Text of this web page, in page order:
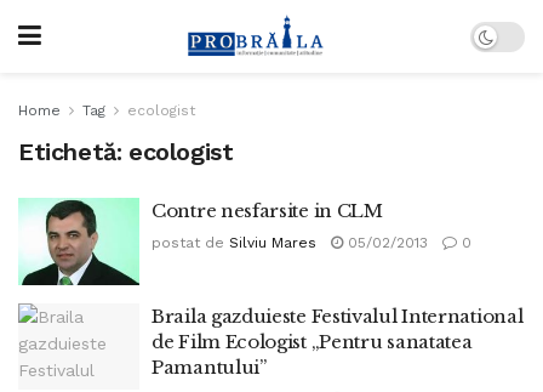
Home Tag ecologist
Etichetă: ecologist
Contre nesfarsite in CLM
postat de Silviu Mares 05/02/2013 0
Braila gazduieste Festivalul International
de Film Ecologist „Pentru sanatatea
Pamantului”